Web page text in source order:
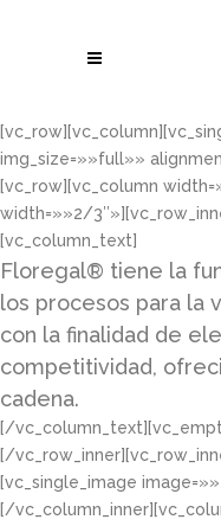
img_size=»»full»»
[vc_row][vc_column
width=»»2/
[vc_column_text]
Floregal® tiene la
los procesos para la
con la finalidad de
competitividad,
cadena.
[/
[/
[vc_single_image
[/